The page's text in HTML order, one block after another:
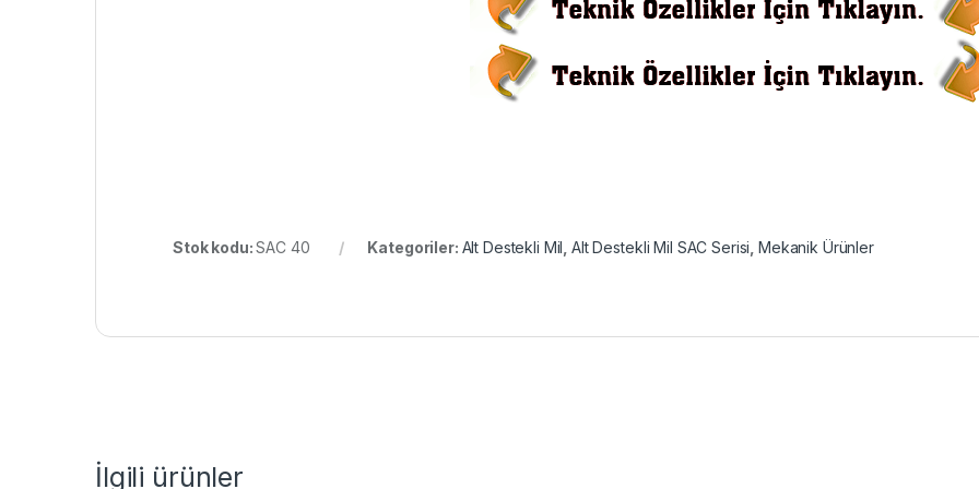
Stok kodu:SAC 40 Kategoriler: Alt Destekli Mil ,Alt Destekli Mil SAC Serisi ,Mekanik Ürünler
İlgili ürünler